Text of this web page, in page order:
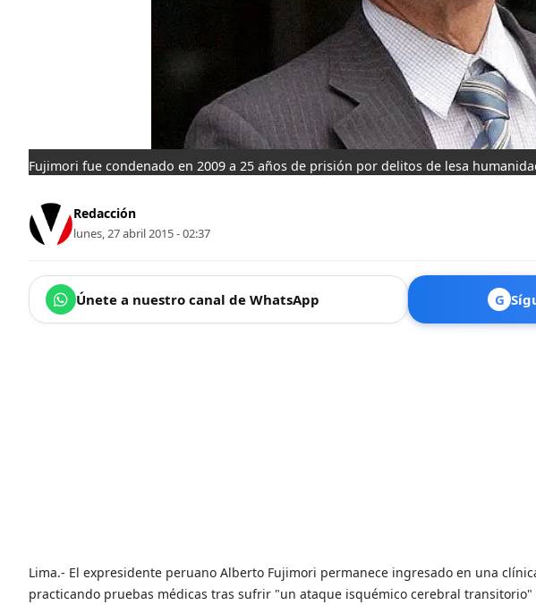
Fujimori fue condenado en 2009 a 25 años de prisión por delitos de lesa
Redacción
lunes, 27 abril 2015 - 02:37
Únete a nuestro canal de WhatsApp G
Lima.- El expresidente peruano Alberto Fujimori permanece ingresado en una
practicando pruebas médicas tras sufrir "un ataque isquémico cerebral transitorio"